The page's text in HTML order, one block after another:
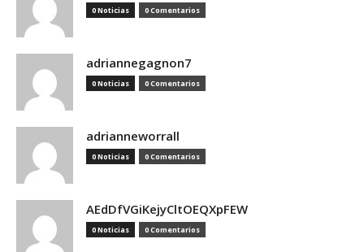
0 Noticias 0 Comentarios
adriannegagnon7
0 Noticias 0 Comentarios
adrianneworrall
0 Noticias 0 Comentarios
AEdDfVGiKejyCltOEQXpFEW
0 Noticias 0 Comentarios